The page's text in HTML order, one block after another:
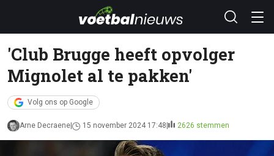
'Club Brugge heeft opvolger
Mignolet al te pakken'
Volg ons op Google
Arne Decraene 15 november 2024 17:48 2626 stemmen